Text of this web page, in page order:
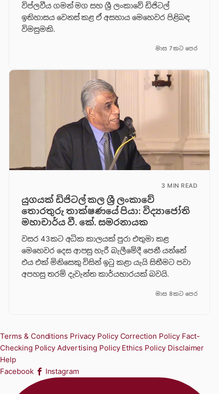
විප්ලවීය ගමන් මග සහ ශ්‍රී ලංකාවේ ඩිජිටල්
ඉතිහාසය වෙනස් කළ ඒ අසහාය මෙහෙවර පිළිබඳ
විමසුමකි.
මාස 7කට පෙර
3 MIN READ
යුගයක් ඩිජිටල් කල ශ්‍රී ලංකාවේ
තොරතුරු තාක්ෂණයේ පියා: විද්‍යාජෝති
මහාචාර්ය වී. කේ. සමරනායක
වසර 43කට අධික කාලයක් පුරා එතුමා කළ
මෙහෙවර දෙස ආපසු හැරී බැලීමේදී පෙනී යන්නේ
එය එක් මිනිසෙකු විසින් ඉටු කළා යැයි සිතීමට පවා
අපහසු තරම් දැවැන්ත කාර්යභාරයක් බවයි.
මාස 8කට පෙර
Terms & Conditions Privacy Policy Correction Policy Fact-
Checking Policy Advertising Policy Ethics Policy Disclaimer
Help
Facebook
Instagram